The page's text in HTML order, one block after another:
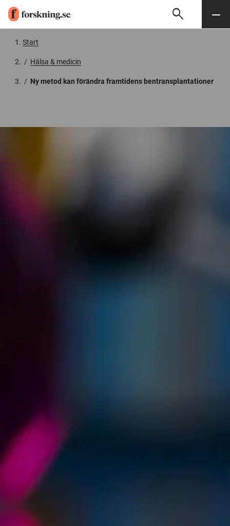
Söksearch Meny
Start
/ Hälsa & medicin
/ Ny metod kan förändra framtidens bentransplantationer